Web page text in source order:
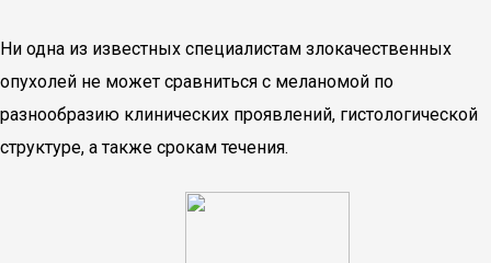
Ни одна из известных специалистам злокачественных
опухолей не может сравниться с меланомой по
разнообразию клинических проявлений, гистологической
структуре, а также срокам течения.